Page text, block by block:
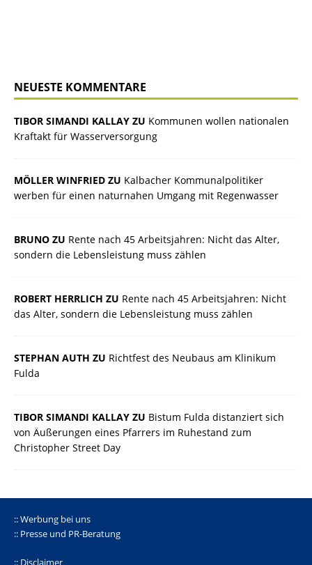
NEUESTE KOMMENTARE
TIBOR SIMANDI KALLAY ZU Kommunen wollen nationalen
Kraftakt für Wasserversorgung
MÖLLER WINFRIED ZU Kalbacher Kommunalpolitiker
werben für einen naturnahen Umgang mit Regenwasser
BRUNO ZU Rente nach 45 Arbeitsjahren: Nicht das Alter,
sondern die Lebensleistung muss zählen
ROBERT HERRLICH ZU Rente nach 45 Arbeitsjahren: Nicht
das Alter, sondern die Lebensleistung muss zählen
STEPHAN AUTH ZU Richtfest des Neubaus am Klinikum
Fulda
TIBOR SIMANDI KALLAY ZU Bistum Fulda distanziert sich
von Äußerungen eines Pfarrers im Ruhestand zum
Christopher Street Day
:: Werbung bei uns
:: Presse und PR-Beratung
:: Disclaimer